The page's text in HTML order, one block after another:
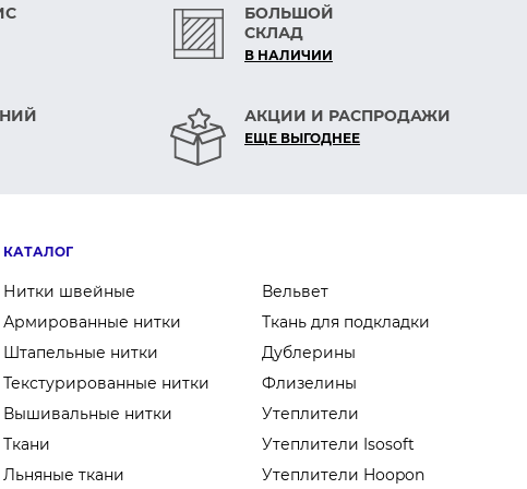
БОЛЬШОЙ
СКЛАД
В НАЛИЧИИ
АКЦИИ И РАСПРОДАЖИ
ЕЩЕ ВЫГОДНЕЕ
КАТАЛОГ
Нитки швейные
Армированные нитки
Штапельные нитки
Текстурированные нитки
Вышивальные нитки
Ткани
Льняные ткани
Вельвет
Ткань для подкладки
Дублерины
Флизелины
Утеплители
Утеплители Isosoft
Утеплители Hoopon